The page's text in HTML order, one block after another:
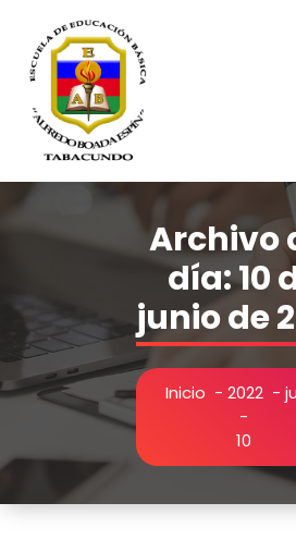
contenido
Archivo
día: 10
junio de
Inicio - 2022 -
-
10